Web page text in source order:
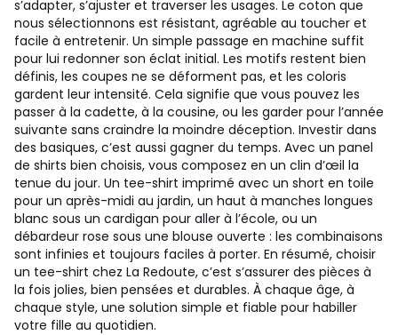
s’adapter, s’ajuster et traverser les usages. Le coton que
nous sélectionnons est résistant, agréable au toucher et
facile à entretenir. Un simple passage en machine suffit
pour lui redonner son éclat initial. Les motifs restent bien
définis, les coupes ne se déforment pas, et les coloris
gardent leur intensité. Cela signifie que vous pouvez les
passer à la cadette, à la cousine, ou les garder pour l’année
suivante sans craindre la moindre déception. Investir dans
des basiques, c’est aussi gagner du temps. Avec un panel
de shirts bien choisis, vous composez en un clin d’œil la
tenue du jour. Un tee-shirt imprimé avec un short en toile
pour un après-midi au jardin, un haut à manches longues
blanc sous un cardigan pour aller à l’école, ou un
débardeur rose sous une blouse ouverte : les combinaisons
sont infinies et toujours faciles à porter. En résumé, choisir
un tee-shirt chez La Redoute, c’est s’assurer des pièces à
la fois jolies, bien pensées et durables. À chaque âge, à
chaque style, une solution simple et fiable pour habiller
votre fille au quotidien.